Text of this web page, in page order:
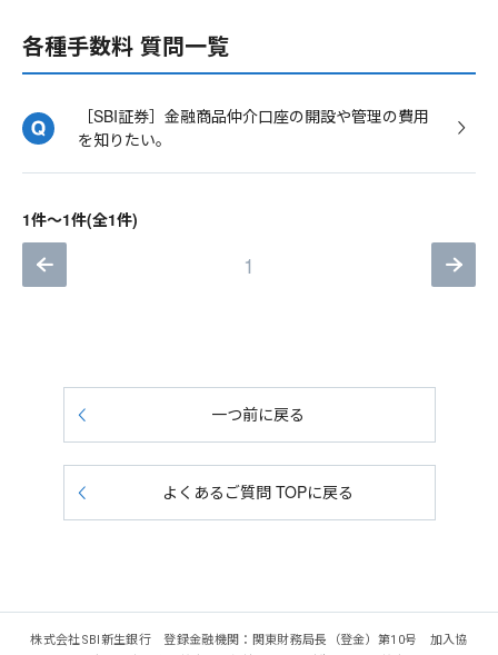
各種手数料 質問一覧
［SBI証券］金融商品仲介口座の開設や管理の費用
を知りたい。
1件～1件(全1件)
1
一つ前に戻る
よくあるご質問 TOPに戻る
株式会社SBI新生銀行 登録金融機関：関東財務局長（登金）第10号 加入協